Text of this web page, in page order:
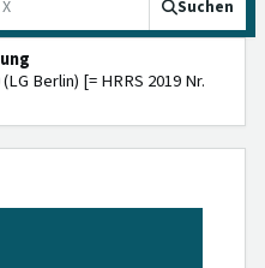
Suchen
Berlin) [= HRRS 2019 Nr.